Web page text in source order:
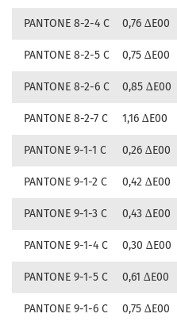
PANTONE 8-2-4 C 0,76 ∆E00
PANTONE 8-2-5 C 0,75 ∆E00
PANTONE 8-2-6 C 0,85 ∆E00
PANTONE 8-2-7 C 1,16 ∆E00
PANTONE 9-1-1 C 0,26 ∆E00
PANTONE 9-1-2 C 0,42 ∆E00
PANTONE 9-1-3 C 0,43 ∆E00
PANTONE 9-1-4 C 0,30 ∆E00
PANTONE 9-1-5 C 0,61 ∆E00
PANTONE 9-1-6 C 0,75 ∆E00